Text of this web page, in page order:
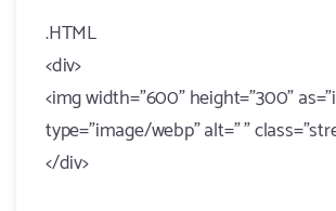
.HTML
<div>
<img width="600" height="300"
type="image/webp" alt=" "
</div>